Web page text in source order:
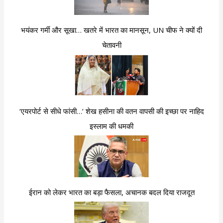
भयंकर गर्मी और सूखा… खतरे में भारत का मानसून, UN चीफ ने क्यों दी
चेतावनी
‘एयरपोर्ट से सीधे फांसी…’ शेख हसीना की वतन वापसी की इच्छा पर नाहिद
इस्लाम की धमकी
ईरान को लेकर भारत का बड़ा फैसला, अचानक बदल दिया राजदूत